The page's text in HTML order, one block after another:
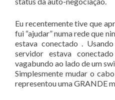
Eu recentemente tive que
fui “ajudar” numa rede que
estava conectado .
servidor estava
vagabundo ao lado de um
Simplesmente mudar o
representou uma GRANDE